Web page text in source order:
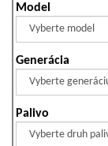
Model
Generácia
Palivo